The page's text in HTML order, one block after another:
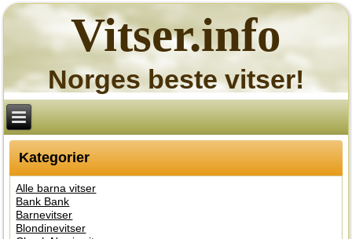
Vitser.info
Norges beste vitser!
Kategorier
Alle barna vitser
Bank Bank
Barnevitser
Blondinevitser